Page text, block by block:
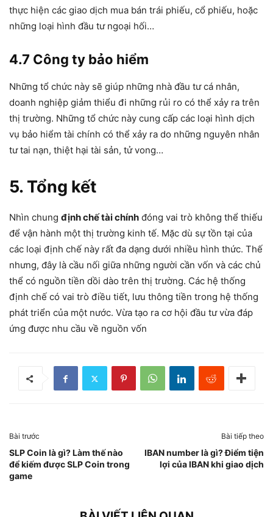
thực hiện các giao dịch mua bán trái phiếu, cổ phiếu, hoặc
những loại hình đầu tư ngoại hối…
4.7 Công ty bảo hiểm
Những tổ chức này sẽ giúp những nhà đầu tư cá nhân,
doanh nghiệp giảm thiểu đi những rủi ro có thể xảy ra trên
thị trường. Những tổ chức này cung cấp các loại hình dịch
vụ bảo hiểm tài chính có thể xảy ra do những nguyên nhân
tư tai nạn, thiệt hại tài sản, tử vong…
5. Tổng kết
Nhìn chung định chế tài chính đóng vai trò không thể thiếu
để vận hành một thị trường kinh tế. Mặc dù sự tồn tại của
các loại định chế này rất đa dạng dưới nhiều hình thức. Thế
nhưng, đây là cầu nối giữa những người cần vốn và các chủ
thể có nguồn tiền dồi dào trên thị trường. Các hệ thống
định chế có vai trò điều tiết, lưu thông tiền trong hệ thống
phát triển của một nước. Vừa tạo ra cơ hội đầu tư vừa đáp
ứng được nhu cầu về nguồn vốn
Bài trước
SLP Coin là gì? Làm thế nào
để kiếm được SLP Coin trong
game
Bài tiếp theo
IBAN number là gì? Điểm tiện
lợi của IBAN khi giao dịch